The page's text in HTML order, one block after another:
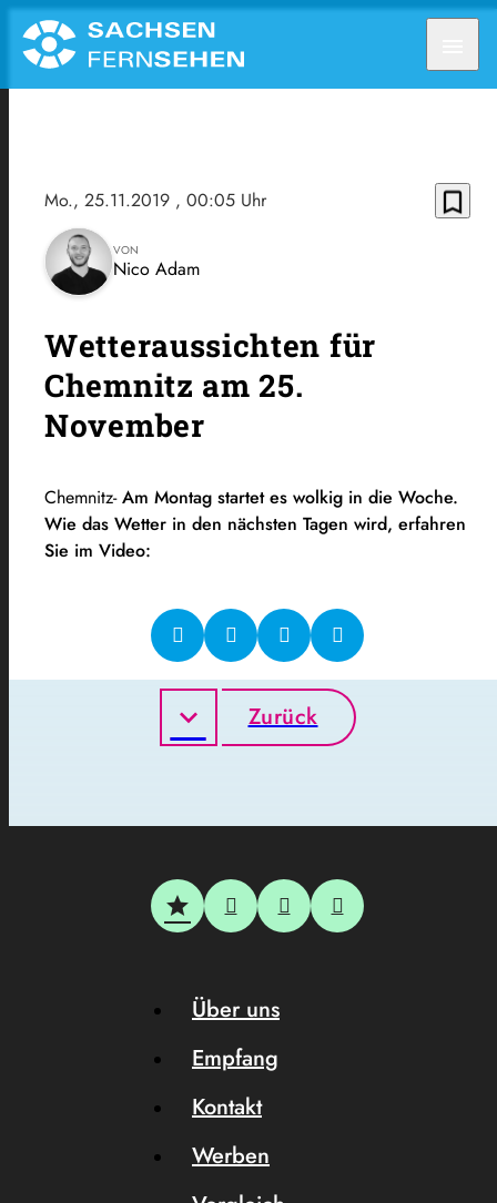
Mo., 25.11.2019 , 00:05 Uhr bookmark_border
VON
Nico Adam
Wetteraussichten für
Chemnitz am 25.
November
Chemnitz-Am Montag startet es wolkig in die Woche.
Wie das Wetter in den nächsten Tagen wird, erfahren
Sie im Video:
Zurück
Über uns
Empfang
Kontakt
Werben